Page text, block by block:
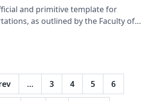
and primitive template for
as outlined by the Faculty of
of Freiburg i.Br., Germany.
modifications! (compiler:
… 3 4 5 6